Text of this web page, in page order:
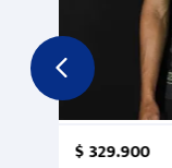
$329.900